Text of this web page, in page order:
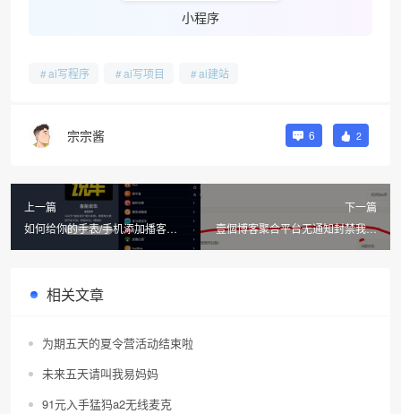
小程序
ai写程序 ai写项目 ai建站
宗宗酱 6 2
上一篇
如何给你的手表/手机添加播客源
下一篇
壹個博客聚合平台无通知封禁我的
博客RSS
相关文章
为期五天的夏令营活动结束啦
未来五天请叫我易妈妈
91元入手猛犸a2无线麦克